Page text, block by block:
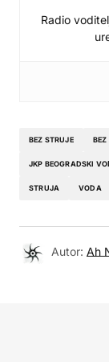
Radio
BEZ STRUJE BEZ
JKP BEOGRADSKI
STRUJA VODA
Autor: Ah